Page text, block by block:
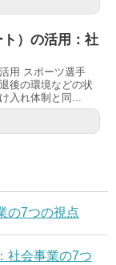
）の活用：社
用 スポーツ選手
後の環境などの状
入れ体制と同...
の7つの視点
社会事業の7つ